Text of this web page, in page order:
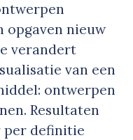
opgaven nieuw
verandert
van een
ontwerpen
Resultaten
per definitie